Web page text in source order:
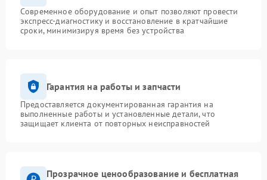
Современное оборудование и опыт позволяют провести
экспресс-диагностику и восстановление в кратчайшие
сроки, минимизируя время без устройства
Гарантия на работы и запчасти
Предоставляется документированная гарантия на
выполненные работы и установленные детали, что
защищает клиента от повторных неисправностей
Прозрачное ценообразование и бесплатная